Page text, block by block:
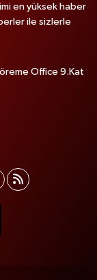
en yüksek haber
ile sizlerle
Office 9.Kat